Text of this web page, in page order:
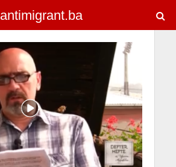
antimigrant.ba